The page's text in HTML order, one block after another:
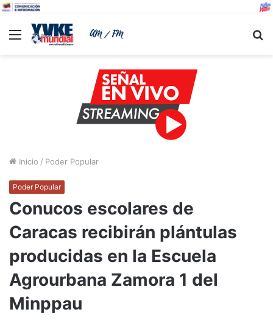
Menu
Inicio / Poder Popular
Poder Popular
Conucos escolares de
Caracas recibirán plántulas
producidas en la Escuela
Agrourbana Zamora 1 del
Minppau